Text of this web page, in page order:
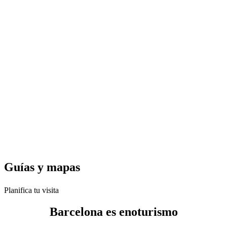
Guías y mapas
Planifica tu visita
Barcelona es enoturismo